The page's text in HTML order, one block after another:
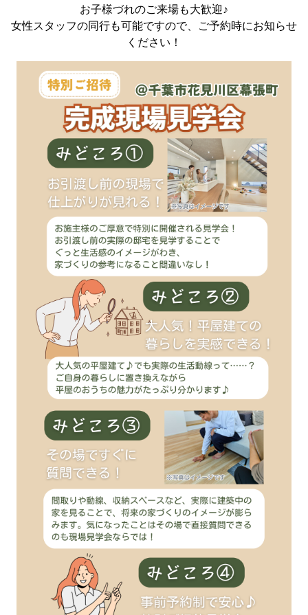
お子様づれのご来場も大歓迎♪
女性スタッフの同行も可能ですので、ご予約時にお知らせ
ください！